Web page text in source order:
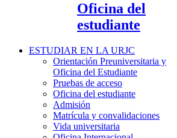
Oficina del
estudiante
ESTUDIAR EN LA URJC
Orientación Preuniversitaria y
Oficina del Estudiante
Pruebas de acceso
Oficina del estudiante
Admisión
Matrícula y convalidaciones
Vida universitaria